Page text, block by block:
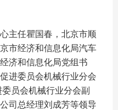
主任瞿国春，北京市顺
市经济和信息化局汽车
济和信息化局党组书
进委员会机械行业分会
员会机械行业分会副
司总经理刘成芳等领导